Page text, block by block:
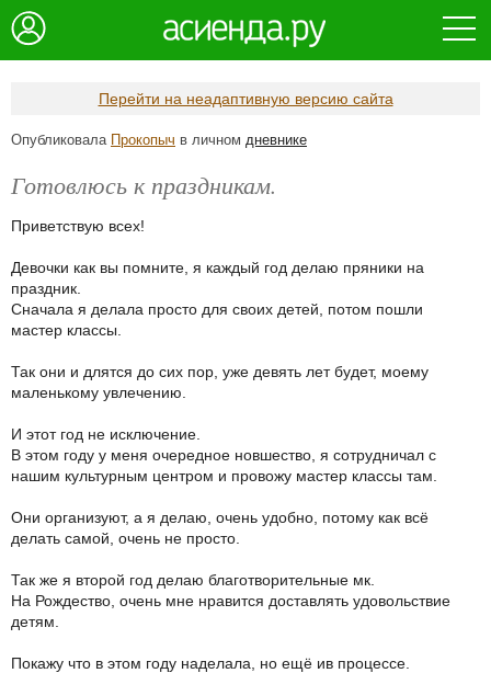
Перейти на неадаптивную версию сайта
Опубликовала Прокопыч в личном дневнике
Готовлюсь к праздникам.
Приветствую всех!
Девочки как вы помните, я каждый год делаю пряники на
праздник.
Сначала я делала просто для своих детей, потом пошли
мастер классы.
Так они и длятся до сих пор, уже девять лет будет, моему
маленькому увлечению.
И этот год не исключение.
В этом году у меня очередное новшество, я сотрудничал с
нашим культурным центром и провожу мастер классы там.
Они организуют, а я делаю, очень удобно, потому как всё
делать самой, очень не просто.
Так же я второй год делаю благотворительные мк.
На Рождество, очень мне нравится доставлять удовольствие
детям.
Покажу что в этом году наделала, но ещё ив процессе.